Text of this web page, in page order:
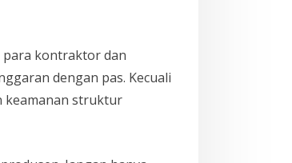
para kontraktor dan
dengan pas. Kecuali
keamanan struktur